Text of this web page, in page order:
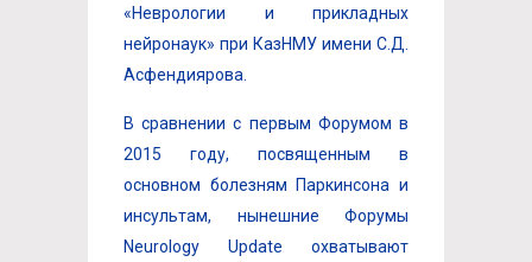
«Неврологии и прикладных
нейронаук» при КазНМУ имени С.Д.
Асфендиярова.
В сравнении с первым Форумом в
2015 году, посвященным в
основном болезням Паркинсона и
инсультам, нынешние Форумы
Neurology Update охватывают